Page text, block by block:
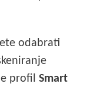
odabrati
profilSmart